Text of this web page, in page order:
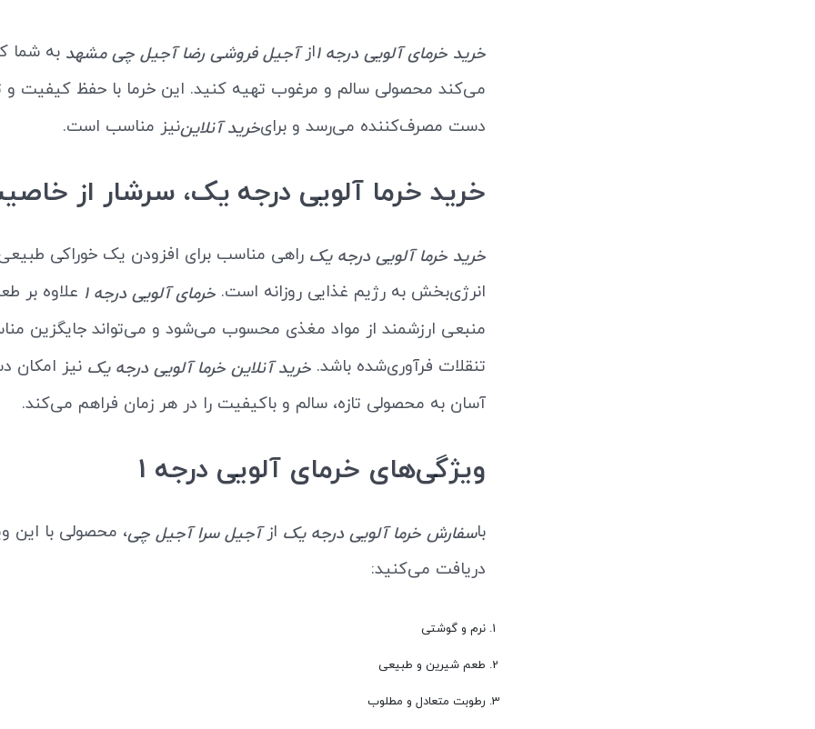
خرید خرمای آلویی درجه 1 ازآجیل فروشی رضا آجیل چی مشهد به شما
می‌کند محصولی سالم و مرغوب تهیه کنید. این خرما با حفظ کیفیت و
دست مصرف‌کننده می‌رسد و برایخرید آنلایننیز مناسب است.
خرید خرما آلویی درجه یک، سرشار از
خرید خرما آلویی درجه یک راهی مناسب برای افزودن یک خوراکی
انرژی‌بخش به رژیم غذایی روزانه است. خرمای آلویی درجه 1 علاوه بر
منبعی ارزشمند از مواد مغذی محسوب می‌شود و می‌تواند جایگزین
تنقلات فرآوری‌شده باشد. خرید آنلاین خرما آلویی درجه یک نیز امکان
آسان به محصولی تازه، سالم و باکیفیت را در هر زمان فراهم می‌کند.
ویژگی‌های خرمای آلویی درجه 1
باسفارش خرما آلویی درجه یک ازآجیل سرا آجیل چی، محصولی با این
دریافت می‌کنید:
نرم و گوشتی
طعم شیرین و طبیعی
رطوبت متعادل و مطلوب